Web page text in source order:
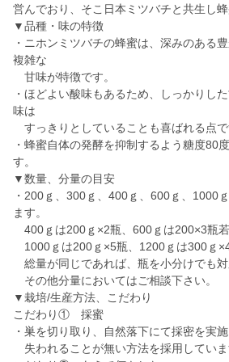
営んでおり、そこ日本ミツバチと共生し蜂
▼品種・味の特徴
・ニホンミツバチの蜂蜜は、深みのある
複雑な
甘味が特徴です。
・ほどよい酸味もあるため、しっかりし
味は
すっきりとしていることも喜ばれる点で
・蜂蜜自体の発酵を抑制するよう糖度80
す。
▼数量、分量の目安
・200ｇ、300ｇ、400ｇ、600ｇ、1000
ます。
400ｇは200ｇ×2瓶、600ｇは200×3瓶
1000ｇは200ｇ×5瓶、1200ｇは300ｇ×4
総量が同じであれば、瓶を小分けでも対
その他分量においてはご相談下さい。
▼栽培/生産方法、こだわり
こだわり① 採蜜
・巣を切り取り、自然落下にて採密を実
失われることが無い方法を採用していま